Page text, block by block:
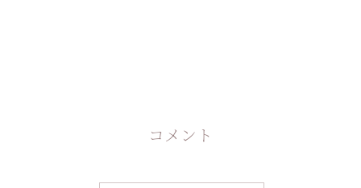
コメント